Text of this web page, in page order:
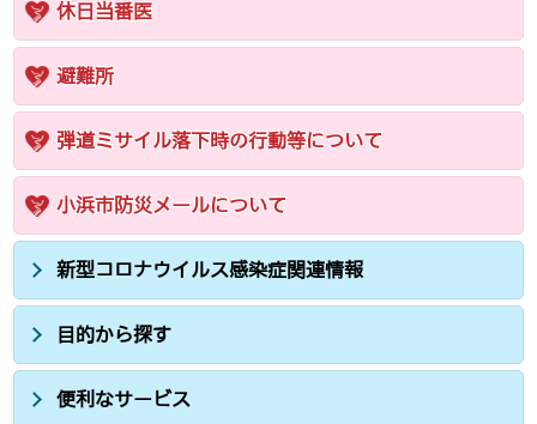
休日当番医
避難所
弾道ミサイル落下時の行動等について
小浜市防災メールについて
新型コロナウイルス感染症関連情報
目的から探す
便利なサービス